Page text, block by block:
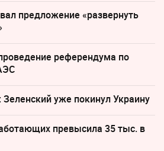
предложение «развернуть
референдума по
уже покинул Украину
превысила 35 тыс. в